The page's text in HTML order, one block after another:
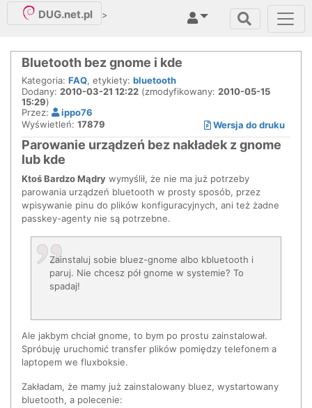
DUG.net.pl >
Bluetooth bez gnome i kde
Kategoria: FAQ, etykiety: bluetooth
Dodany: 2010-03-21 12:22 (zmodyfikowany: 2010-05-15
15:29)
Przez:
ippo76
Wersja do druku
Wyświetleń: 17879
Parowanie urządzeń bez nakładek z gnome
lub kde
Ktoś Bardzo Mądry wymyślił, że nie ma już potrzeby
parowania urządzeń bluetooth w prosty sposób, przez
wpisywanie pinu do plików konfiguracyjnych, ani też żadne
passkey-agenty nie są potrzebne.
Zainstaluj sobie bluez-gnome albo kbluetooth i
paruj. Nie chcesz pół gnome w systemie? To
spadaj!
Ale jakbym chciał gnome, to bym po prostu zainstalował.
Spróbuję uruchomić transfer plików pomiędzy telefonem a
laptopem we fluxboksie.
Zakładam, że mamy już zainstalowany bluez, wystartowany
bluetooth, a polecenie: